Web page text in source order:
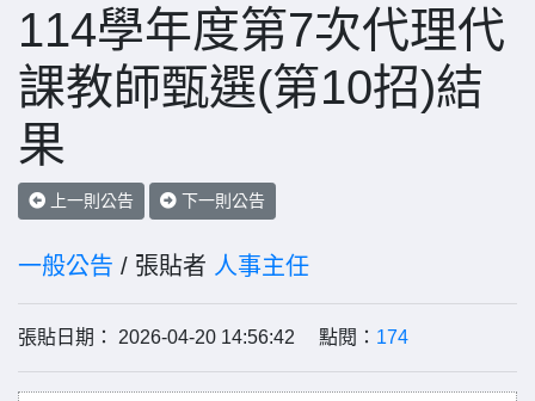
114學年度第7次代理代
課教師甄選(第10招)結
果
上一則公告 下一則公告
一般公告 / 張貼者 人事主任
張貼日期： 2026-04-20 14:56:42 點閱： 174